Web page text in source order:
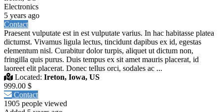
Electronics
5 years ago
Contact
Praesent vulputate est in est vulputate varius. In hac habitasse platea
dictumst. Vivamus ligula lectus, tincidunt dapibus ex id, egestas
elementum nisl. Curabitur dolor turpis, aliquet ut dictum non,
fringilla quis purus. Duis tempus ex sit amet mauris placerat, id
laoreet elit placerat. Donec tellus orci, sodales ac ...
Located: Ireton, Iowa, US
999.00 $
Contact
1905 people viewed